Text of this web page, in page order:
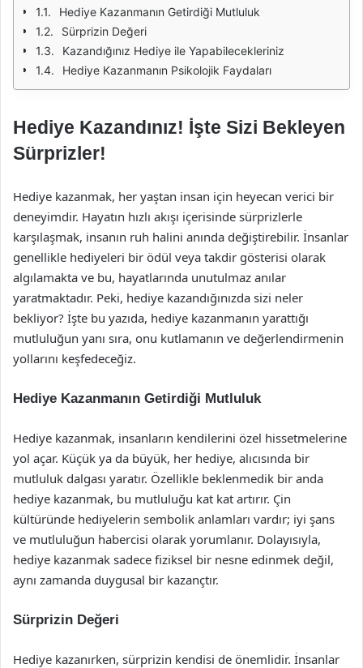
Hediye Kazanmanın Getirdiği Mutluluk
Sürprizin Değeri
Kazandığınız Hediye ile Yapabilecekleriniz
Hediye Kazanmanın Psikolojik Faydaları
Hediye Kazandınız! İşte Sizi Bekleyen
Sürprizler!
Hediye kazanmak, her yaştan insan için heyecan verici bir
deneyimdir. Hayatın hızlı akışı içerisinde sürprizlerle
karşılaşmak, insanın ruh halini anında değiştirebilir. İnsanlar
genellikle hediyeleri bir ödül veya takdir gösterisi olarak
algılamakta ve bu, hayatlarında unutulmaz anılar
yaratmaktadır. Peki, hediye kazandığınızda sizi neler
bekliyor? İşte bu yazıda, hediye kazanmanın yarattığı
mutluluğun yanı sıra, onu kutlamanın ve değerlendirmenin
yollarını keşfedeceğiz.
Hediye Kazanmanın Getirdiği Mutluluk
Hediye kazanmak, insanların kendilerini özel hissetmelerine
yol açar. Küçük ya da büyük, her hediye, alıcısında bir
mutluluk dalgası yaratır. Özellikle beklenmedik bir anda
hediye kazanmak, bu mutluluğu kat kat artırır. Çin
kültüründe hediyelerin sembolik anlamları vardır; iyi şans
ve mutluluğun habercisi olarak yorumlanır. Dolayısıyla,
hediye kazanmak sadece fiziksel bir nesne edinmek değil,
aynı zamanda duygusal bir kazançtır.
Sürprizin Değeri
Hediye kazanırken, sürprizin kendisi de önemlidir. İnsanlar